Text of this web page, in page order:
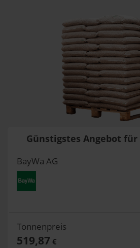
Günstigstes Angebot für
BayWa AG
Tonnenpreis
519,87 €